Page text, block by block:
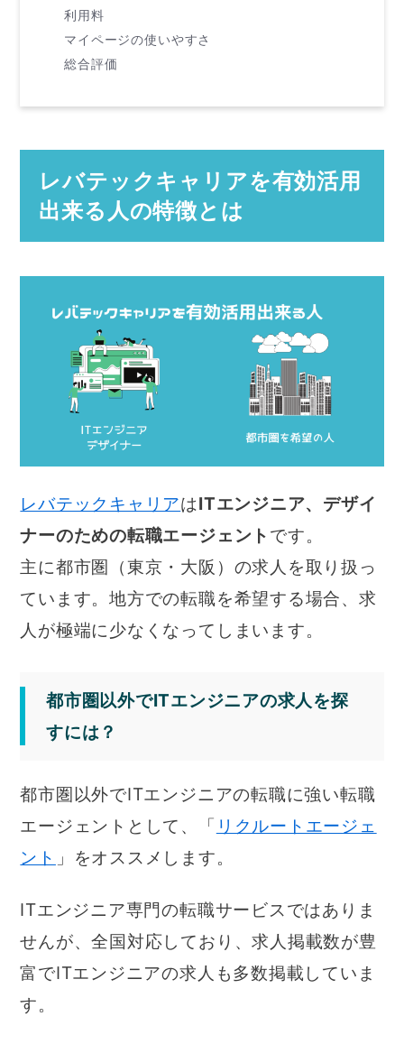
利用料
マイページの使いやすさ
総合評価
レバテックキャリアを有効活用
出来る人の特徴とは
レバテックキャリアはITエンジニア、デザイ
ナーのための転職エージェント です。
主に都市圏（東京・大阪）の求人を取り扱っ
ています。地方での転職を希望する場合、求
人が極端に少なくなってしまいます。
都市圏以外でITエンジニアの求人を探
すには？
都市圏以外でITエンジニアの転職に強い転職
エージェントとして、「 リクルートエージェ
ント 」をオススメします。
ITエンジニア専門の転職サービスではありま
せんが、全国対応しており、求人掲載数が豊
富でITエンジニアの求人も多数掲載していま
す。